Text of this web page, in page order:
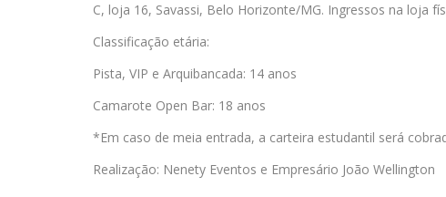
C, loja 16, Savassi, Belo Horizonte/MG. Ingressos na loja
Classificação etária:
Pista, VIP e Arquibancada: 14 anos
Camarote Open Bar: 18 anos
*Em caso de meia entrada, a carteira estudantil será
Realização: Nenety Eventos e Empresário João Wellington